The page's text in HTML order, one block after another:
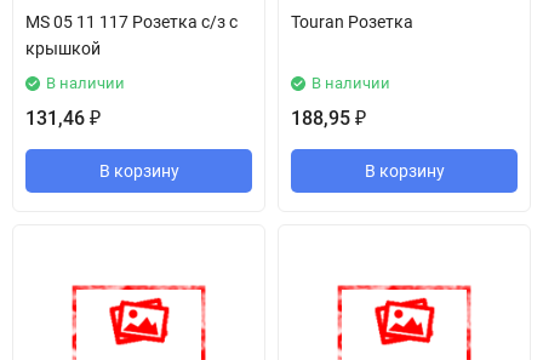
MS 05 11 117 Розетка с/з с
крышкой
В наличии
131,46 ₽
В корзину
Touran Розетка
В наличии
188,95 ₽
В корзину